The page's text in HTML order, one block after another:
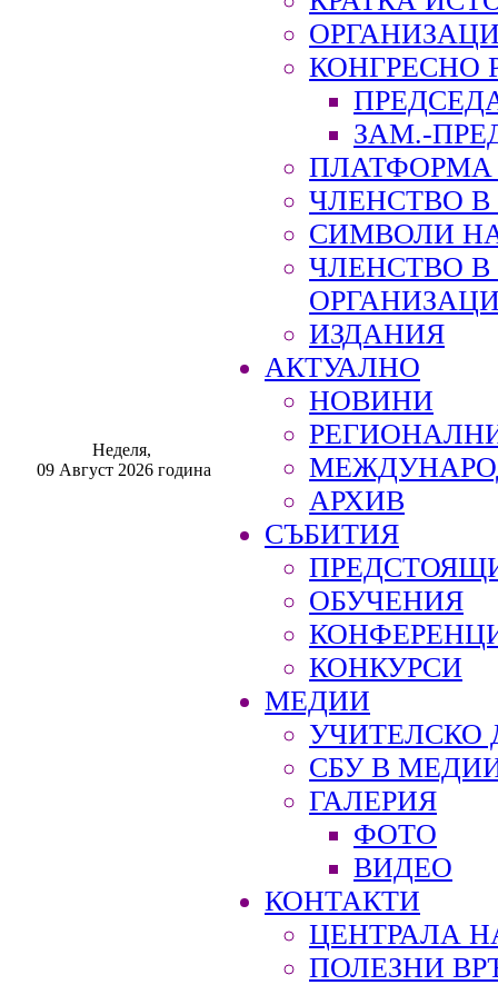
Неделя,
09 Август 2026 година
КОНГРЕСНО
ЗАМ.-
ПЛАТФОРМА
ЧЛЕНСТВО В
СИМВОЛИ
ЧЛЕНСТВО
ИЗДАНИЯ
АКТУАЛНО
НОВИНИ
АРХИВ
СЪБИТИЯ
ОБУЧЕНИЯ
КОНКУРСИ
МЕДИИ
УЧИТЕЛСКО
СБУ В
ГАЛЕРИЯ
ФОТО
ВИДЕО
КОНТАКТИ
ЦЕНТРАЛА
ПОЛЕЗНИ